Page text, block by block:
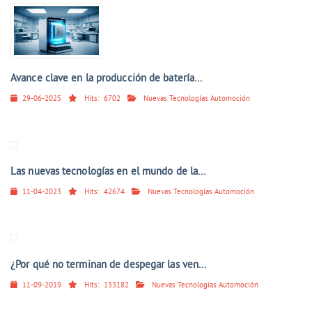
Avance clave en la producción de batería...
29-06-2025 Hits: 6702 Nuevas Tecnologías Automoción
Las nuevas tecnologías en el mundo de la...
11-04-2023 Hits: 42674 Nuevas Tecnologías Automoción
¿Por qué no terminan de despegar las ven...
11-09-2019 Hits: 133182 Nuevas Tecnologías Automoción